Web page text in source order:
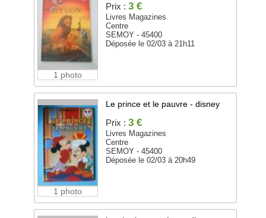
1 photo
Prix : 3 €
Livres Magazines
Centre
SEMOY - 45400
Déposée le 02/03 à 21h11
1 photo
Le prince et le pauvre - disney
Prix : 3 €
Livres Magazines
Centre
SEMOY - 45400
Déposée le 02/03 à 20h49